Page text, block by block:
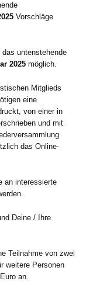
Vorschläge
das untenstehende
2025 möglich.
Mitglieds
eine
von einer in
und mit
das Online-
an interessierte
Deine / Ihre
Teilnahme von zwei
weitere Personen
an.